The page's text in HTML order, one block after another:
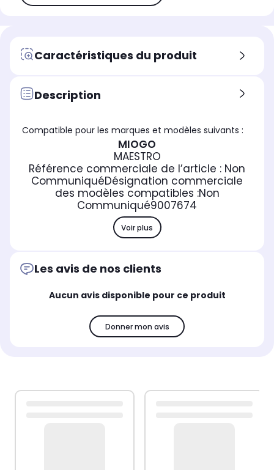
Caractéristiques du produit
Description
Compatible pour les marques et modèles suivants :
MIOGO
MAESTRO
Référence commerciale de l’article : Non
CommuniquéDésignation commerciale
des modèles compatibles :Non
Communiqué9007674
Voir plus
Les avis de nos clients
Aucun avis disponible pour ce produit
Donner mon avis